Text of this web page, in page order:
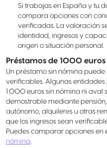
Si trabajas en España y tu
compara opciones con
verificadas. La valoración
identidad, ingresos y
origen o situación personal.
Préstamos de 1000
Un préstamo sin nómina
verificables. Algunas
1.000 euros sin nómina ni
demostrable mediante
autónomo, alquileres u otras
que los ingresos sean
Puedes comparar opciones en
nómina.